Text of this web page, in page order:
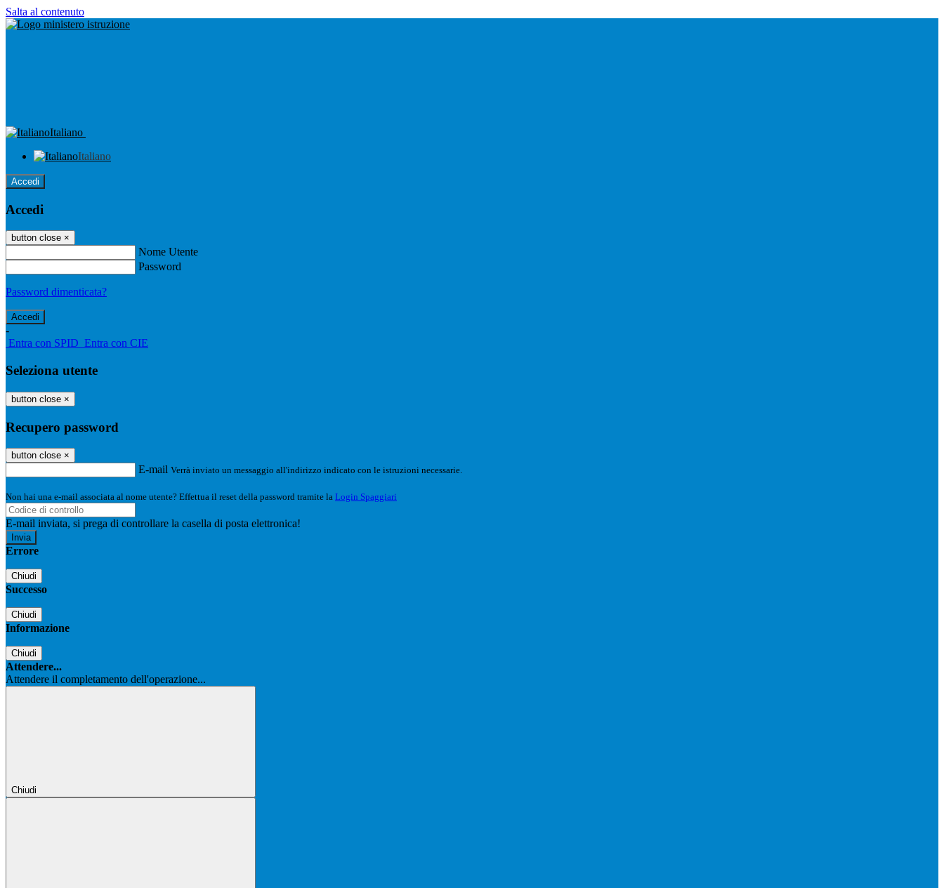
Salta al contenuto
Italiano
Italiano
Accedi
Accedi
button close ×
Nome Utente
Password
Password dimenticata?
-
Entra con SPID Entra con CIE
Seleziona utente
button close ×
Recupero password
button close ×
E-mail Verrà inviato un messaggio all'indirizzo indicato con le istruzioni necessarie.
Non hai una e-mail associata al nome utente? Effettua il reset della password tramite la Login Spaggiari
E-mail inviata, si prega di controllare la casella di posta elettronica!
Errore
Chiudi
Successo
Chiudi
Informazione
Chiudi
Attendere...
Attendere il completamento dell'operazione...
Chiudi